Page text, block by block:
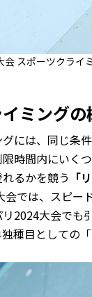
会 スポーツクライ
ミングの
には、同じ条
時間内にいく
るかを競う 「
会では、スピー
2024大会でも
種目としての